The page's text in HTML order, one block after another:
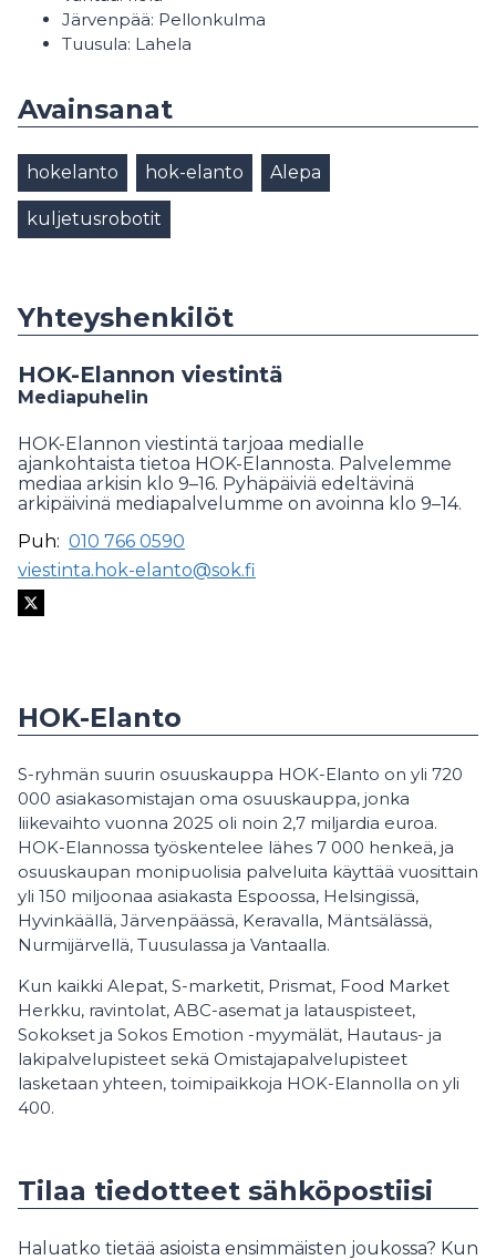
Järvenpää: Pellonkulma
Tuusula: Lahela
Avainsanat
hokelanto hok-elanto Alepa
kuljetusrobotit
Yhteyshenkilöt
HOK-Elannon viestintä
Mediapuhelin
HOK-Elannon viestintä tarjoaa medialle
ajankohtaista tietoa HOK-Elannosta. Palvelemme
mediaa arkisin klo 9–16. Pyhäpäiviä edeltävinä
arkipäivinä mediapalvelumme on avoinna klo 9–14.
Puh: 010 766 0590
viestinta.hok-elanto@sok.fi
HOK-Elanto
S-ryhmän suurin osuuskauppa HOK-Elanto on yli 720
000 asiakasomistajan oma osuuskauppa, jonka
liikevaihto vuonna 2025 oli noin 2,7 miljardia euroa.
HOK-Elannossa työskentelee lähes 7 000 henkeä, ja
osuuskaupan monipuolisia palveluita käyttää vuosittain
yli 150 miljoonaa asiakasta Espoossa, Helsingissä,
Hyvinkäällä, Järvenpäässä, Keravalla, Mäntsälässä,
Nurmijärvellä, Tuusulassa ja Vantaalla.
Kun kaikki Alepat, S-marketit, Prismat, Food Market
Herkku, ravintolat, ABC-asemat ja latauspisteet,
Sokokset ja Sokos Emotion -myymälät, Hautaus- ja
lakipalvelupisteet sekä Omistajapalvelupisteet
lasketaan yhteen, toimipaikkoja HOK-Elannolla on yli
400.
Tilaa tiedotteet sähköpostiisi
Haluatko tietää asioista ensimmäisten joukossa? Kun